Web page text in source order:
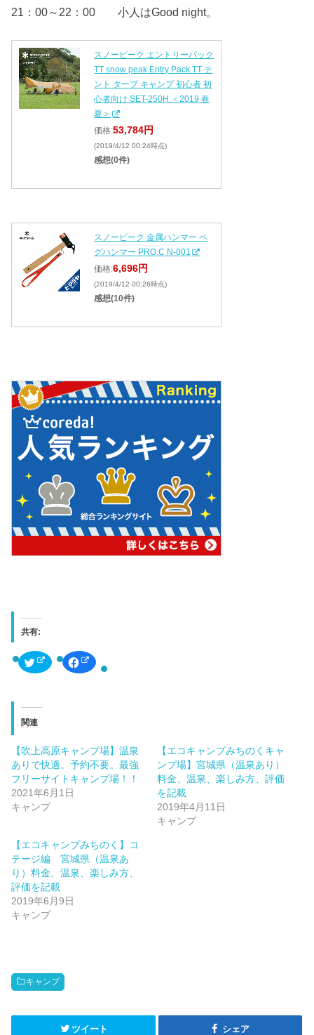
21：00～22：00 小人はGood night。
スノーピーク エントリーパック
TT snow peak Entry Pack TT テ
ント タープ キャンプ 初心者 初
心者向け SET-250H ＜2019 春
夏＞
価格:53,784円
(2019/4/12 00:24時点)
感想(0件)
スノーピーク 金属ハンマー ペ
グハンマー PRO.C N-001
価格:6,696円
(2019/4/12 00:26時点)
感想(10件)
共有:
ク
ッ
T
w
i
t
e
r
で
共
有
(
新
し
ン
ド
ウ
で
開
き
ま
す
)
F
c
す
る
に
は
ク
だ
さ
い
新
関連
【吹上高原キャンプ場】温泉
ありで快適。予約不要。最強
フリーサイトキャンプ場！！
2021年6月1日
キャンプ
【エコキャンプみちのくキャ
ンプ場】宮城県（温泉あり）
料金、温泉、楽しみ方、評価
を記載
2019年4月11日
キャンプ
【エコキャンプみちのく】コ
テージ編 宮城県（温泉あ
り）料金、温泉、楽しみ方、
評価を記載
2019年6月9日
キャンプ
キャンプ
ツイート シェア